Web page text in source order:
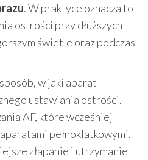
. W praktyce oznacza to
ostrości przy dłuższych
świetle oraz podczas
w jaki aparat
ustawiania ostrości.
AF, które wcześniej
pełnoklatkowymi.
złapanie i utrzymanie